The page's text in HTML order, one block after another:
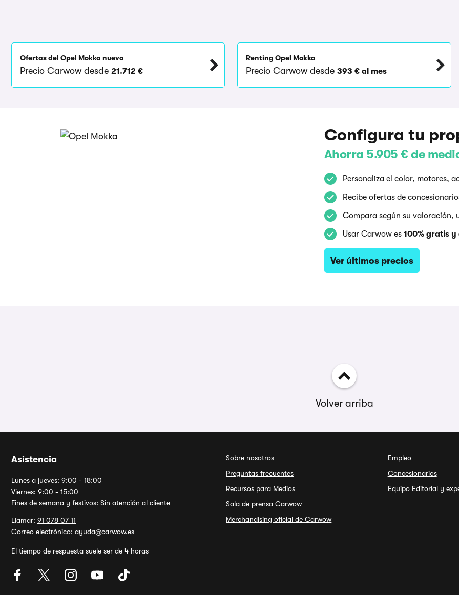
Ofertas del Opel Mokka nuevo
Precio Carwow desde 21.712 €
Renting Opel Mokka
Precio Carwow desde393 € al mes
Configura tu
Ahorra 5.905 € de
Personaliza el color, motores,
Recibe ofertas de
Compara según su valoración,
Usar Carwow es 100% gratis y
Ver últimos precios
Volver arriba
Asistencia
Lunes a jueves: 9:00 - 18:00
Viernes: 9:00 - 15:00
Fines de semana y festivos: Sin atención al cliente
Llamar: 91 078 07 11
Correo electrónico: ayuda@carwow.es
El tiempo de respuesta suele ser de 4 horas
Sobre nosotros
Preguntas frecuentes
Recursos para Medios
Sala de prensa Carwow
Merchandising oficial de Carwow
Empleo
Concesionarios
Equipo Editorial y